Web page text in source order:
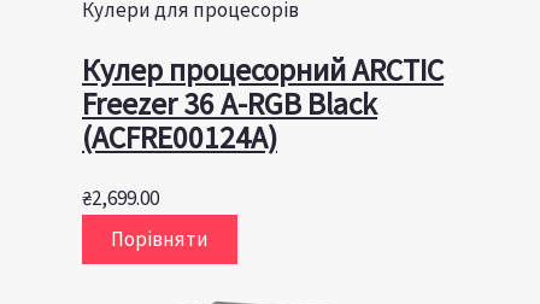
Кулери для процесорів
Кулер процесорний ARCTIC
Freezer 36 A-RGB Black
(ACFRE00124A)
₴2,699.00
Порівняти